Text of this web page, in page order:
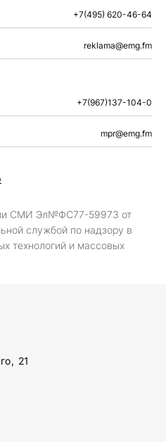
+7(495) 620-46-64
reklama@emg.fm
+7(967)137-104-0
mpr@emg.fm
СМИ Эл№ФС77-59973 от
службой по надзору в
технологий и массовых
21